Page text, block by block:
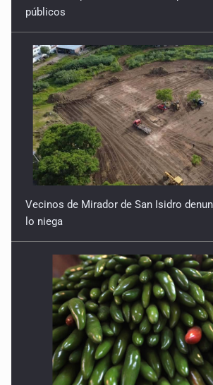
públicos
Vecinos de Mirador de San Isidro
lo niega